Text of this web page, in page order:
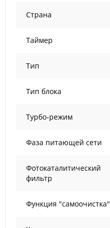
Страна
Таймер
Тип
Тип блока
Турбо-режим
Фаза питающей сети
Фотокаталитический
фильтр
Функция "самоочистка"